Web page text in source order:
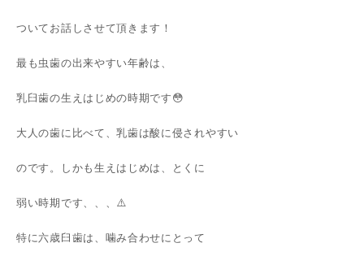
ついてお話しさせて頂きます！
最も虫歯の出来やすい年齢は、
乳臼歯の生えはじめの時期です😳
大人の歯に比べて、乳歯は酸に侵されやすい
のです。しかも生えはじめは、とくに
弱い時期です、、、⚠️
特に六歳臼歯は、噛み合わせにとって